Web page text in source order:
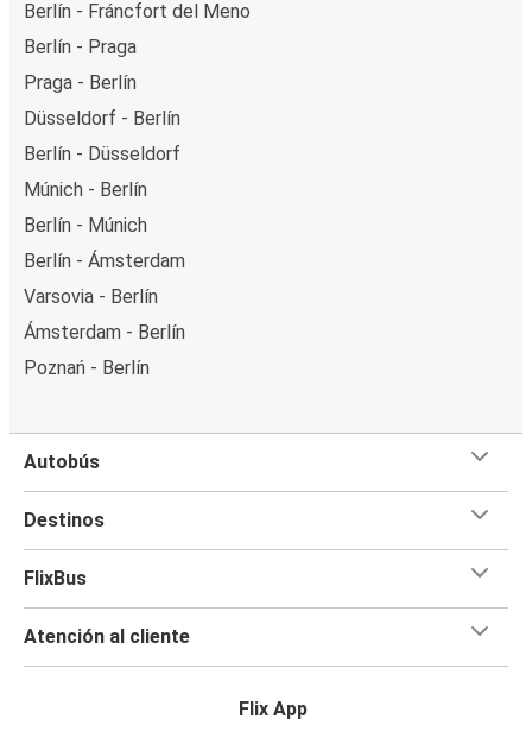
Berlín - Fráncfort del Meno
Berlín - Praga
Praga - Berlín
Düsseldorf - Berlín
Berlín - Düsseldorf
Múnich - Berlín
Berlín - Múnich
Berlín - Ámsterdam
Varsovia - Berlín
Ámsterdam - Berlín
Poznań - Berlín
Autobús
Destinos
FlixBus
Atención al cliente
Flix App